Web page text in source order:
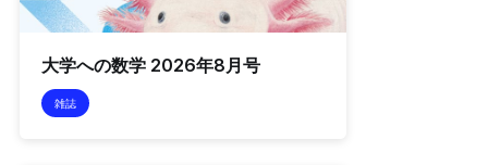
大学への数学 2026年8月号
雑誌